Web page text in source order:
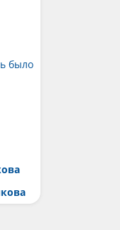
было